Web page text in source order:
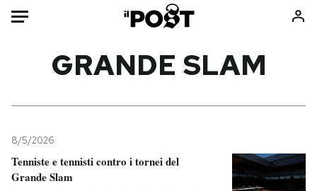
Mondo
Politica
Tecnologia
Consumismi
GRANDE SLAM
8/5/2026
Tenniste e tennisti contro i tornei del
Grande Slam